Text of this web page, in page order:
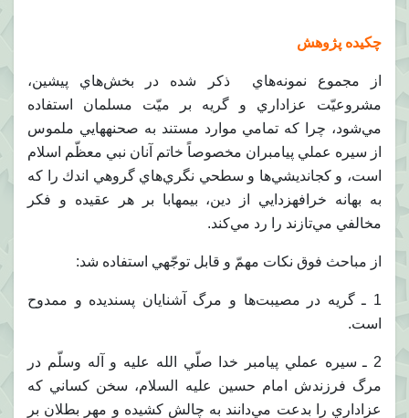
چكيده پژوهش
از مجموع نمونه‌هاي‏ ذكر شده در بخش‌هاي پيشين،
مشروعيّت عزاداري و گريه بر ميّت مسلمان استفاده
مي‌‏شود، چرا كه تمامي موارد مستند به صحنه‏هايي ملموس
از سيره عملي پيامبران مخصوصاً خاتم آنان نبي معظّم اسلام
است، و كج‏انديشي‌ها و سطحي‏ نگري‌هاي گروهي اندك را كه
به بهانه خرافه‏زدايي از دين، بي‏مهابا بر هر عقيده و فكر
مخالفي مي‌‏تازند را رد مي‌‏كند.
از مباحث فوق نكات مهمّ و قابل توجّهي استفاده ‌‏شد:
1 ـ گريه در مصيبت‌ها و مرگ آشنايان پسنديده و ممدوح
است.
2 ـ سيره عملي پيامبر خدا صلّي الله عليه و آله وسلّم در
مرگ فرزندش امام حسين عليه السلام، سخن كساني كه
عزاداري را بدعت مي‌‏دانند به چالش كشيده و مهر بطلان بر